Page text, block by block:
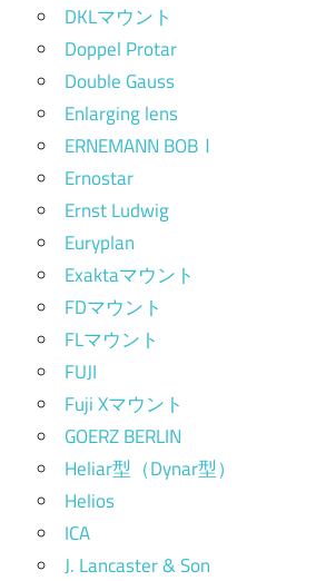
DKLマウント
Doppel Protar
Double Gauss
Enlarging lens
ERNEMANN BOBⅠ
Ernostar
Ernst Ludwig
Euryplan
Exaktaマウント
FDマウント
FLマウント
FUJI
Fuji Xマウント
GOERZ BERLIN
Heliar型（Dynar型）
Helios
ICA
J. Lancaster & Son